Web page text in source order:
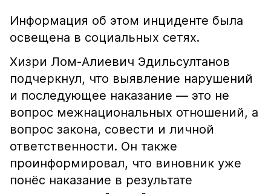
Информация об этом инциденте была
освещена в социальных сетях.
Хизри Лом-Алиевич Эдильсултанов
подчеркнул, что выявление нарушений
и последующее наказание — это не
вопрос межнациональных отношений, а
вопрос закона, совести и личной
ответственности. Он также
проинформировал, что виновник уже
понёс наказание в результате